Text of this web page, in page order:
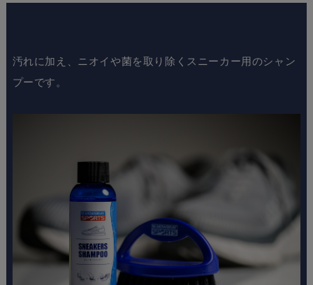
汚れに加え、ニオイや菌を取り除くスニーカー用のシャン
プーです。